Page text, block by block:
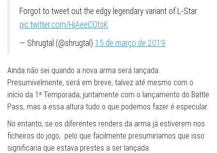
Forgot to tweet out the edgy legendary variant of L-Star
pic.twitter.com/HiAeeCOtsK
— Shrugtal (@shrugtal) 15 de março de 2019
Ainda não sei quando a nova arma será lançada.
Presumivelmente, será em breve, talvez até mesmo com o
início da 1ª Temporada, juntamente com o lançamento do Battle
Pass, mas a essa altura tudo o que podemos fazer é especular.
No entanto, se os diferentes renders da arma já estiverem nos
ficheiros do jogo, pelo que facilmente presumiriamos que isso
significaria que estava prestes a ser lançada.